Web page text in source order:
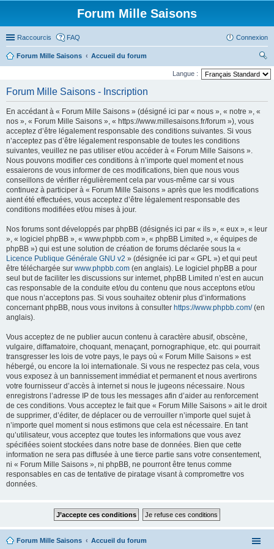
Forum Mille Saisons
Raccourcis FAQ Connexion
Forum Mille Saisons
Accueil du forum
ec
ch
Langue :
Forum Mille Saisons - Inscription
En accédant à « Forum Mille Saisons » (désigné ici par « nous », « notre », «
nos », « Forum Mille Saisons », « https://www.millesaisons.fr/forum »), vous
acceptez d’être légalement responsable des conditions suivantes. Si vous
n’acceptez pas d’être légalement responsable de toutes les conditions
suivantes, veuillez ne pas utiliser et/ou accéder à « Forum Mille Saisons ».
Nous pouvons modifier ces conditions à n’importe quel moment et nous
essaierons de vous informer de ces modifications, bien que nous vous
conseillons de vérifier régulièrement cela par vous-même car si vous
continuez à participer à « Forum Mille Saisons » après que les modifications
aient été effectuées, vous acceptez d’être légalement responsable des
conditions modifiées et/ou mises à jour.
Nos forums sont développés par phpBB (désignés ici par « ils », « eux », « leur
», « logiciel phpBB », « www.phpbb.com », « phpBB Limited », « équipes de
phpBB ») qui est une solution de création de forums déclarée sous la «
Licence Publique Générale GNU v2 » (désignée ici par « GPL ») et qui peut
être téléchargée sur www.phpbb.com (en anglais). Le logiciel phpBB a pour
seul but de faciliter les discussions sur internet, phpBB Limited n’est en aucun
cas responsable de la conduite et/ou du contenu que nous acceptons et/ou
que nous n’acceptons pas. Si vous souhaitez obtenir plus d’informations
concernant phpBB, nous vous invitons à consulter https://www.phpbb.com/(en
anglais).
Vous acceptez de ne publier aucun contenu à caractère abusif, obscène,
vulgaire, diffamatoire, choquant, menaçant, pornographique, etc. qui pourrait
transgresser les lois de votre pays, le pays où « Forum Mille Saisons » est
hébergé, ou encore la loi internationale. Si vous ne respectez pas cela, vous
vous exposez à un bannissement immédiat et permanent et nous avertirons
votre fournisseur d’accès à internet si nous le jugeons nécessaire. Nous
enregistrons l’adresse IP de tous les messages afin d’aider au renforcement
de ces conditions. Vous acceptez le fait que « Forum Mille Saisons » ait le droit
de supprimer, d’éditer, de déplacer ou de verrouiller n’importe quel sujet à
n’importe quel moment si nous estimons que cela est nécessaire. En tant
qu’utilisateur, vous acceptez que toutes les informations que vous avez
spécifiées soient stockées dans notre base de données. Bien que cette
information ne sera pas diffusée à une tierce partie sans votre consentement,
ni « Forum Mille Saisons », ni phpBB, ne pourront être tenus comme
responsables en cas de tentative de piratage visant à compromettre vos
données.
Forum Mille Saisons Accueil du forum